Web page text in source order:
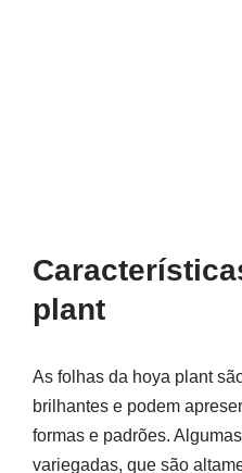
plant
As folhas da hoya plant
brilhantes e podem
formas e padrões.
variegadas, que são